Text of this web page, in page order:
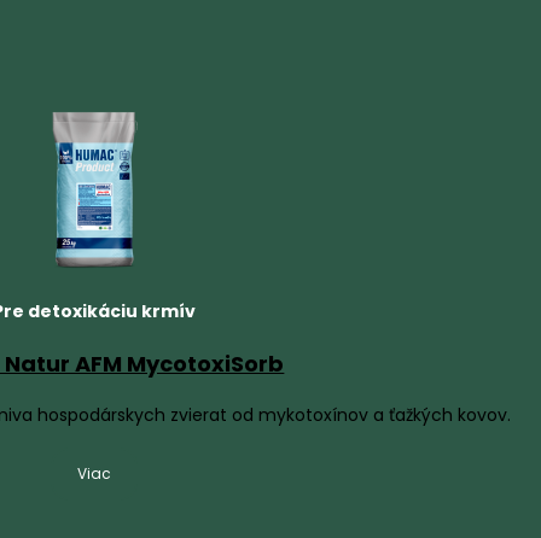
detoxikáciu krmív
Natur AFM MycotoxiSorb
hospodárskych zvierat od mykotoxínov a ťažkých kovov.
Viac